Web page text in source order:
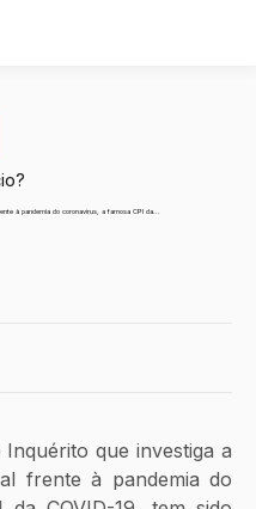
à pandemia do coronavírus, a famosa CPI da...
que investiga a
frente à pandemia do